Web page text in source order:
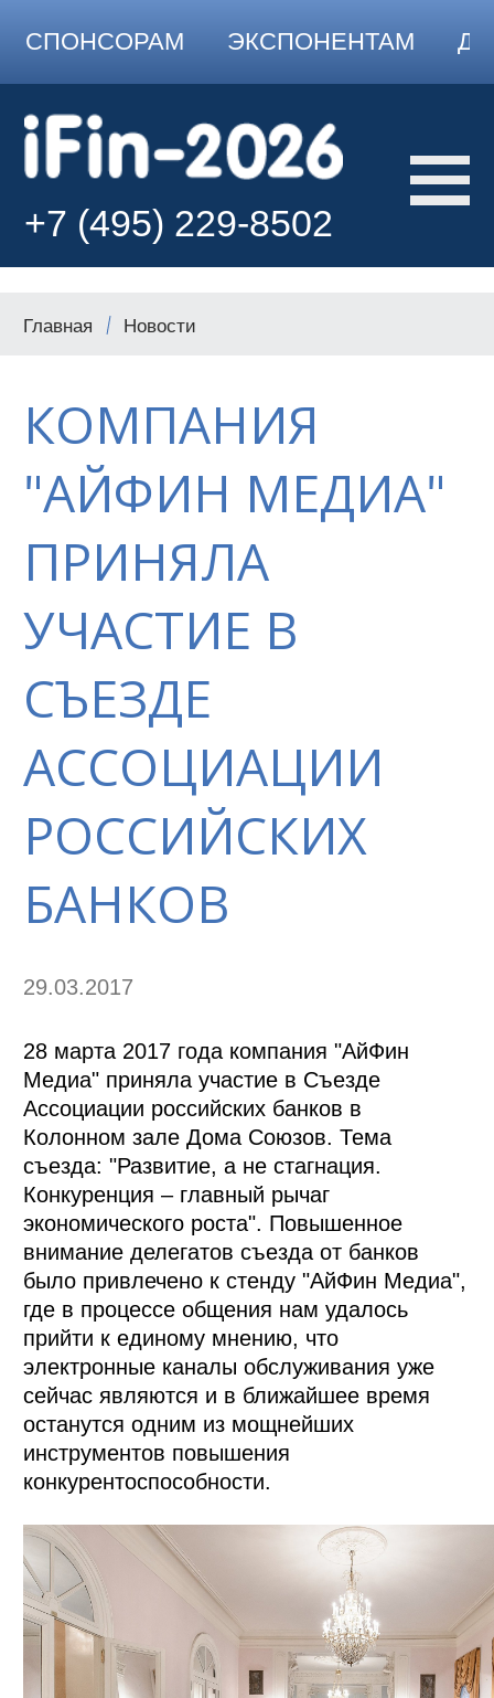
СПОНСОРАМ ЭКСПОНЕНТАМ
+7 (495) 229-8502
Главная Новости
КОМПАНИЯ
"АЙФИН МЕДИА"
ПРИНЯЛА
УЧАСТИЕ В
СЪЕЗДЕ
АССОЦИАЦИИ
РОССИЙСКИХ
БАНКОВ
29.03.2017
28 марта 2017 года компания "АйФин
Медиа" приняла участие в Съезде
Ассоциации российских банков в
Колонном зале Дома Союзов. Тема
съезда: "Развитие, а не стагнация.
Конкуренция – главный рычаг
экономического роста". Повышенное
внимание делегатов съезда от банков
было привлечено к стенду "АйФин Медиа",
где в процессе общения нам удалось
прийти к единому мнению, что
электронные каналы обслуживания уже
сейчас являются и в ближайшее время
останутся одним из мощнейших
инструментов повышения
конкурентоспособности.